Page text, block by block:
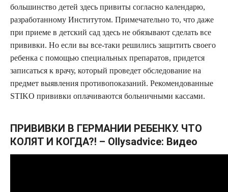
большинство детей здесь привиты согласно календарю,
разработанному Институтом. Примечательно то, что даже
при приеме в детский сад здесь не обязывают сделать все
прививки. Но если вы все-таки решились защитить своего
ребенка с помощью специальных препаратов, придется
записаться к врачу, который проведет обследование на
предмет выявления противопоказаний. Рекомендованные
STIKO прививки оплачиваются больничными кассами.
ПРИВИВКИ В ГЕРМАНИИ РЕБЕНКУ. ЧТО
КОЛЯТ И КОГДА?! – Ollysadvice: Видео